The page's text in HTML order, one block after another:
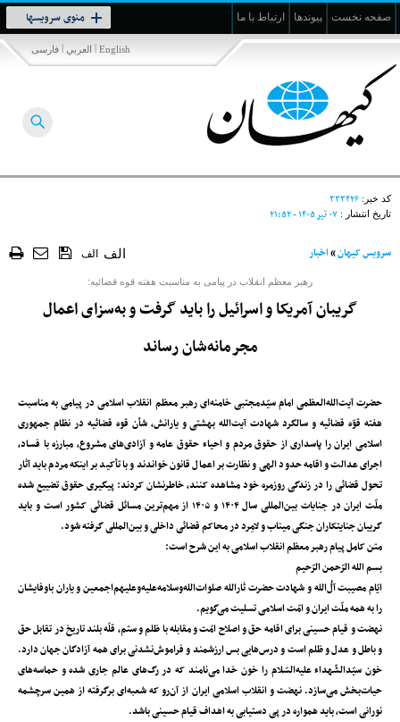
صفحه نخست پیوندها ارتباط با ما منوی سرویسها
Toggle
navigation
فارسی | العربي | English
کد خبر: ۳۳۳۴۲۶
تاریخ انتشار : ۰۷ تير ۱۴۰۵ - ۲۱:۵۲
سرویس کیهان»اخبار الف الف
رهبر معظم انقلاب در پیامی به مناسبت هفته قوه قضائیه:
گریبان آمریکا و اسرائیل را باید گرفت و به‌سزای اعمال
مجرمانه‌شان رساند
حضرت آیت‌الله‌العظمی امام سیّدمجتبی خامنه‌ای رهبر معظم انقلاب اسلامی در پیامی به مناسبت
هفته قوّه قضائیه و سالگرد شهادت آیت‌الله بهشتی و یارانش، شأن قوه قضائیه در نظام جمهوری
اسلامی ایران را پاسداری از حقوق مردم و احیاء حقوق عامه و آزادی‌های مشروع، مبارزه با فساد،
اجرای عدالت و اقامه حدود الهی و نظارت بر اعمال قانون خواندند و با تأکید بر اینکه مردم باید آثار
تحول قضائی را در زندگی روزمره خود مشاهده کنند، خاطرنشان کردند: پیگیری حقوق تضییع شده
ملّت ایران در جنایات بین‌المللی سال ۱۴۰۴ و ۱۴۰۵ از مهم‌ترین مسائل قضائی کشور است و باید‌
گریبان جنایتکاران جنگی میناب و لامِرد در محاکم قضائی داخلی و بین‌المللی گرفته شود.
متن کامل پیام رهبر معظم انقلاب اسلامی به این شرح است:
بسم الله الرّحمن الرّحیم
ایّام مصیبت آلُ‌الله و شهادت حضرت ثارالله صلوات‌الله‌وسلامه‌علیه‌وعلیهم‌اجمعین و یاران باوفایشان
را به همه‌‌ ملّت ایران و امّت اسلامی تسلیت می‌گویم.
نهضت و قیام حسینی برای اقامه‌ حق و اصلاح امّت و مقابله با ظلم و ستم، قلّه‌‌ بلند تاریخ در تقابل حق
و باطل و عدل و ظلم است و درس‌هایی بس ارزشمند و فراموش‌نشدنی برای همه‌ آزادگان جهان دارد.
خون سیّدالشّهداء علیه‌السّلام را خون خدا می‌نامند که در رگ‌های عالم جاری شده و حماسه‌های
حیات‌بخش می‌سازد. نهضت و انقلاب اسلامی ایران از آن‌رو که شعبه‌ای برگرفته از همین سرچشمه‌
نورانی است، باید همواره در پی دستیابی به اهداف قیام حسینی باشد.